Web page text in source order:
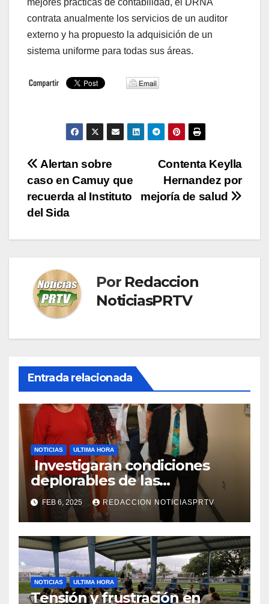
mejores prácticas de contabilidad, el DRNA
contrata anualmente los servicios de un auditor
externo y ha propuesto la adquisición de un
sistema uniforme para todas sus áreas.
Navegación
de
entradas
Contenta Keylla
Hernandez por
mejoría de salud
Alertan sobre
caso en Camuy que
recuerda al Instituto
del Sida
Por Redaccion
NoticiasPRTV
Entrada relacionada
NOTICIAS ULTIMA HORA
Investigaran condiciones
deplorables de las
facilidades el Departamento
de la Salud en Mayagüez
FEB 6, 2025 REDACCION NOTICIASPRTV
NOTICIAS ULTIMA HORA
Tensión y frustración en